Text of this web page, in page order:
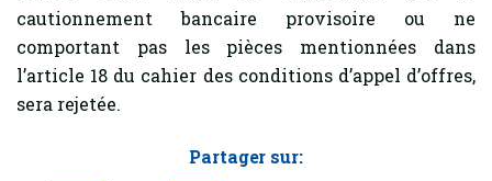
cautionnement bancaire provisoire ou ne
comportant pas les pièces mentionnées dans
l’article 18 du cahier des conditions d’appel d’offres,
sera rejetée.
Partager sur: